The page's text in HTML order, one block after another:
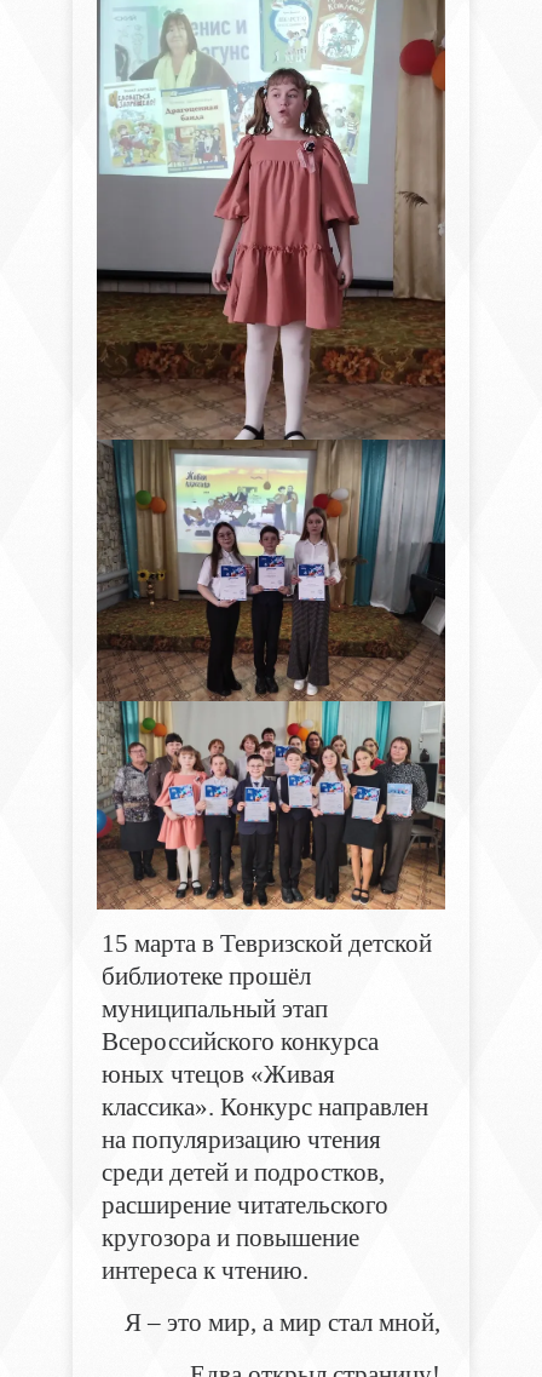
15 марта в Тевризской детской
библиотеке прошёл
муниципальный этап
Всероссийского конкурса
юных чтецов «Живая
классика». Конкурс направлен
на популяризацию чтения
среди детей и подростков,
расширение читательского
кругозора и повышение
интереса к чтению.
Я – это мир, а мир стал мной,